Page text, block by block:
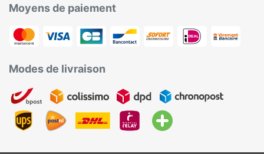
Moyens de paiement
Modes de livraison